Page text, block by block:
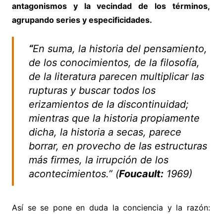
antagonismos y la vecindad de los términos,
agrupando series y especificidades.
“En suma, la historia del pensamiento,
de los conocimientos, de la filosofía,
de la literatura parecen multiplicar las
rupturas y buscar todos los
erizamientos de la discontinuidad;
mientras que la historia propiamente
dicha, la historia a secas, parece
borrar, en provecho de las estructuras
más firmes, la irrupción de los
acontecimientos.” (Foucault:1969)
Así se se pone en duda la conciencia y la razón: